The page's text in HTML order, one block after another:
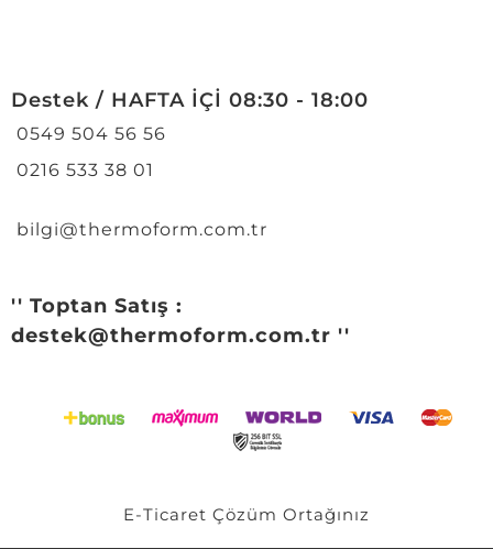
Destek / HAFTA İÇİ 08:30 - 18:00
0549 504 56 56
0216 533 38 01
bilgi@thermoform.com.tr
'' Toptan Satış :
destek@thermoform.com.tr ''
E-Ticaret Çözüm Ortağınız